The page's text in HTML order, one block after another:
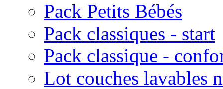
Pack Petits Bébés
Pack classiques - start
Pack classique -
Lot couches lavables